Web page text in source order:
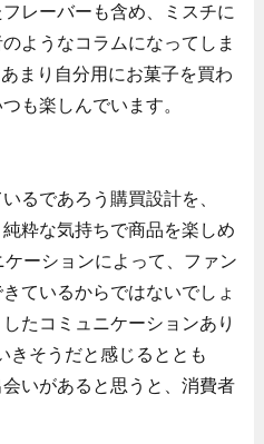
レーバーも含め、ミスチに
ようなコラムになってしま
まり自分用にお菓子を買わ
も楽しんでいます。
るであろう購買設計を、
純粋な気持ちで商品を楽しめ
ーションによって、ファン
ているからではないでしょ
たコミュニケーションあり
きそうだと感じるととも
いがあると思うと、消費者